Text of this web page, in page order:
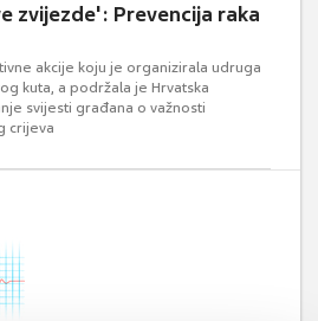
zvijezde': Prevencija raka
akcije koju je organizirala udruga
kuta, a podržala je Hrvatska
svijesti građana o važnosti
crijeva